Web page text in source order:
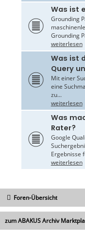
Was ist
Grounding
Grounding
weiterlesen
Was ist
Query
Mit einer
eine
zu...
weiterlesen
Was
Rater?
Google
Ergebnisse
weiterlesen
Foren-Übersicht
zum ABAKUS Archiv